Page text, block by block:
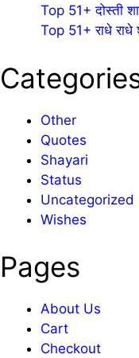
Top 51+ दोस्ती
Top 51+ राधे राधे
Other
Quotes
Shayari
Status
Uncategorized
Wishes
Pages
About Us
Cart
Checkout